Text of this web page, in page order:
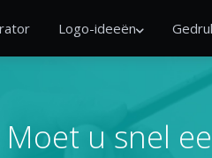
Logo-ideeën
Moet u snel